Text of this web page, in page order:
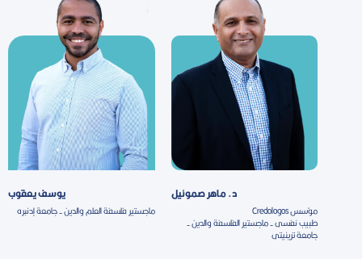
د. ماهر صموئيل
مؤسس Credologos
طبيب نفسى - ماجستير الفلسفة والدين -
جامعة ترينيتى
يوسف يعقوب
ماجستير فلسفة العلم والدين - جامعة إدنبره